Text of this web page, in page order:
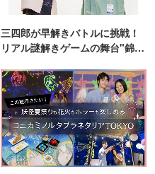
三四郎が早解きバトルに挑戦！
リアル謎解きゲームの舞台"錦糸